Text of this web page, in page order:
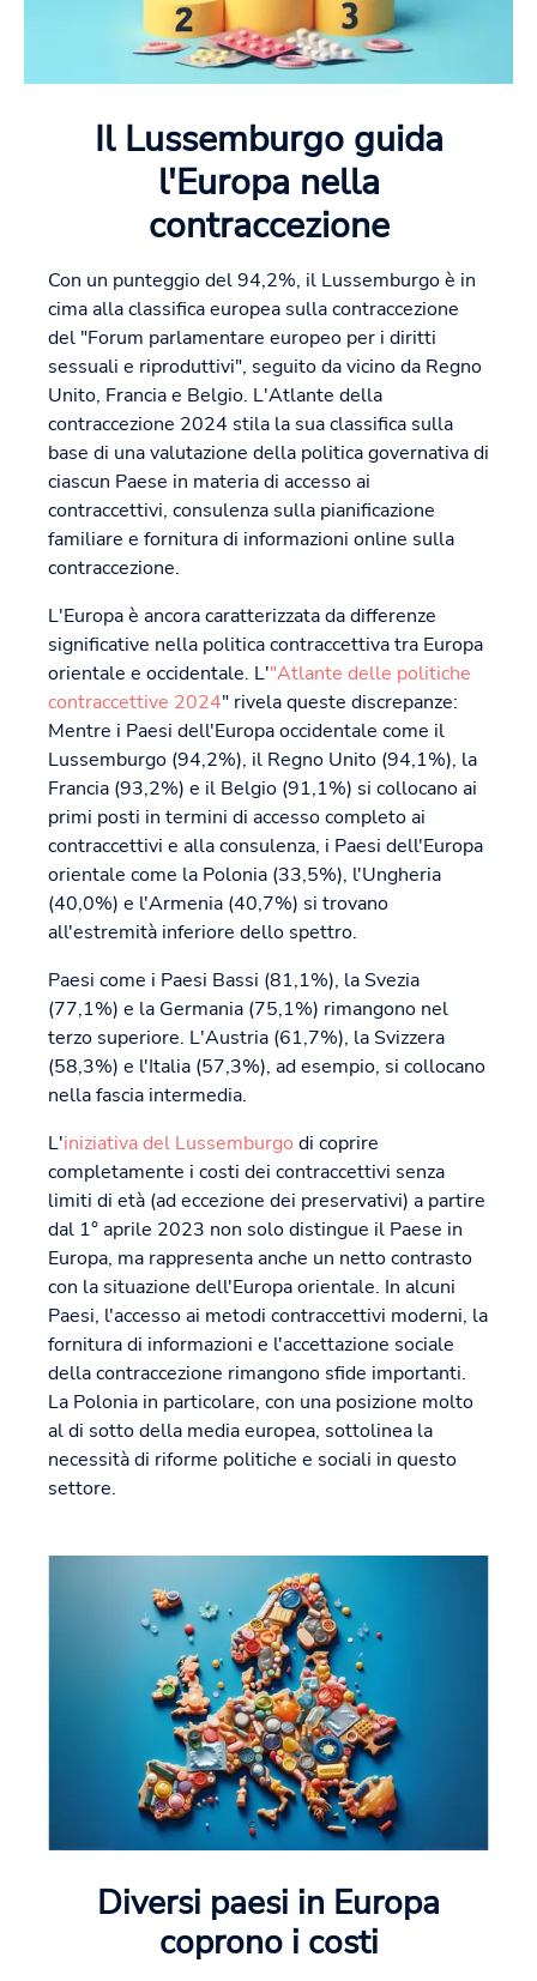
Il Lussemburgo guida
l'Europa nella
contraccezione
Con un punteggio del 94,2%, il Lussemburgo è in
cima alla classifica europea sulla contraccezione
del "Forum parlamentare europeo per i diritti
sessuali e riproduttivi", seguito da vicino da Regno
Unito, Francia e Belgio. L'Atlante della
contraccezione 2024 stila la sua classifica sulla
base di una valutazione della politica governativa di
ciascun Paese in materia di accesso ai
contraccettivi, consulenza sulla pianificazione
familiare e fornitura di informazioni online sulla
contraccezione.
L'Europa è ancora caratterizzata da differenze
significative nella politica contraccettiva tra Europa
orientale e occidentale. L'"Atlante delle politiche
contraccettive 2024" rivela queste discrepanze:
Mentre i Paesi dell'Europa occidentale come il
Lussemburgo (94,2%), il Regno Unito (94,1%), la
Francia (93,2%) e il Belgio (91,1%) si collocano ai
primi posti in termini di accesso completo ai
contraccettivi e alla consulenza, i Paesi dell'Europa
orientale come la Polonia (33,5%), l'Ungheria
(40,0%) e l'Armenia (40,7%) si trovano
all'estremità inferiore dello spettro.
Paesi come i Paesi Bassi (81,1%), la Svezia
(77,1%) e la Germania (75,1%) rimangono nel
terzo superiore. L'Austria (61,7%), la Svizzera
(58,3%) e l'Italia (57,3%), ad esempio, si collocano
nella fascia intermedia.
L'iniziativa del Lussemburgo di coprire
completamente i costi dei contraccettivi senza
limiti di età (ad eccezione dei preservativi) a partire
dal 1° aprile 2023 non solo distingue il Paese in
Europa, ma rappresenta anche un netto contrasto
con la situazione dell'Europa orientale. In alcuni
Paesi, l'accesso ai metodi contraccettivi moderni, la
fornitura di informazioni e l'accettazione sociale
della contraccezione rimangono sfide importanti.
La Polonia in particolare, con una posizione molto
al di sotto della media europea, sottolinea la
necessità di riforme politiche e sociali in questo
settore.
Diversi paesi in Europa
coprono i costi